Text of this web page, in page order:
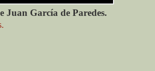
Juan García de Paredes.